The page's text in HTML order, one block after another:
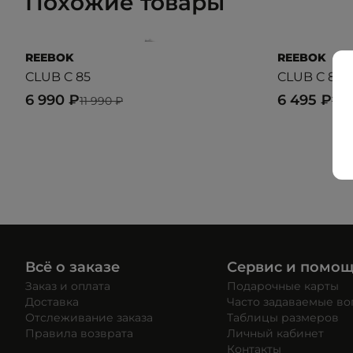
REEBOK
CLUB C 85
11 990 ₽
6 990 ₽
REEBOK
CLUB C 85
12
6 495 ₽
Всё о заказе
Заказ и оплата
Доставка
Отслеживание заказа
Правила возврата
Сервис и
Подарочные карты
Часто задаваемые
Таблицы размеров
Личный кабинет
Контакты